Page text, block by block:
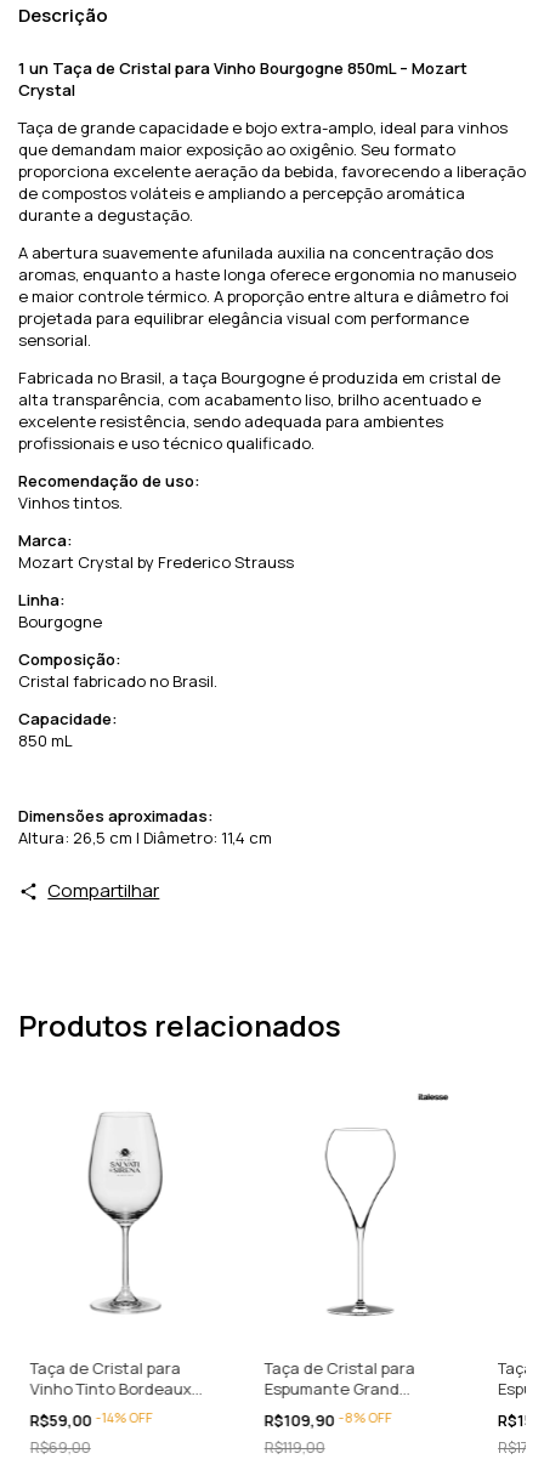
Descrição
1 un Taça de Cristal para Vinho Bourgogne 850mL – Mozart
Crystal
Taça de grande capacidade e bojo extra-amplo, ideal para vinhos
que demandam maior exposição ao oxigênio. Seu formato
proporciona excelente aeração da bebida, favorecendo a liberação
de compostos voláteis e ampliando a percepção aromática
durante a degustação.
A abertura suavemente afunilada auxilia na concentração dos
aromas, enquanto a haste longa oferece ergonomia no manuseio
e maior controle térmico. A proporção entre altura e diâmetro foi
projetada para equilibrar elegância visual com performance
sensorial.
Fabricada no Brasil, a taça Bourgogne é produzida em cristal de
alta transparência, com acabamento liso, brilho acentuado e
excelente resistência, sendo adequada para ambientes
profissionais e uso técnico qualificado.
Recomendação de uso:
Vinhos tintos.
Marca:
Mozart Crystal by Frederico Strauss
Linha:
Bourgogne
Composição:
Cristal fabricado no Brasil.
Capacidade:
850 mL
Dimensões aproximadas:
Altura: 26,5 cm | Diâmetro: 11,4 cm
Compartilhar
Produtos relacionados
Taça de Cristal para
Vinho Tinto Bordeaux
Forever Classic Oxford
660mL Personalizada
R$59,00 -14%OFF
R$69,00
Taça de Cristal para
Espumante Grand
Balloon Italesse 380mL
R$109,90 -8%OFF
R$119,00
Taça
c/ 7